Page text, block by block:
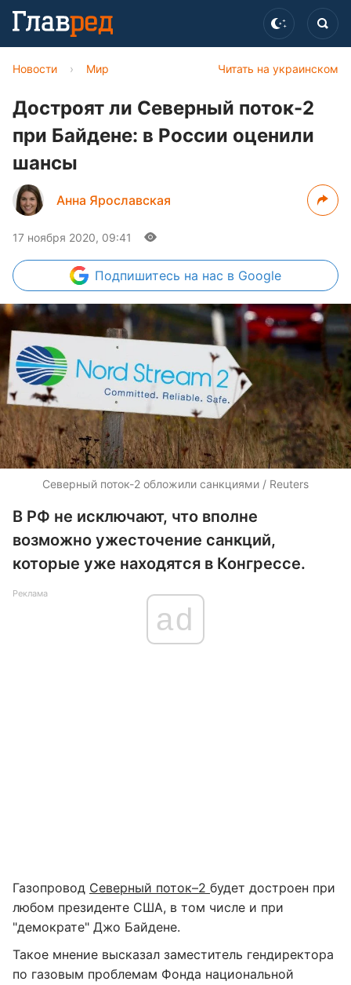
Читать на украинском
Новости › Мир
Достроят ли Северный поток-2
при Байдене: в России оценили
шансы
Анна Ярославская
17 ноября 2020, 09:41
Подпишитесь на нас в Google
Северный поток-2 обложили санкциями / Reuters
В РФ не исключают, что вполне
возможно ужесточение санкций,
которые уже находятся в Конгрессе.
Реклама
ad
Газопровод Северный поток–2 будет достроен при
любом президенте США, в том числе и при
"демократе" Джо Байдене.
Такое мнение высказал заместитель гендиректора
по газовым проблемам Фонда национальной